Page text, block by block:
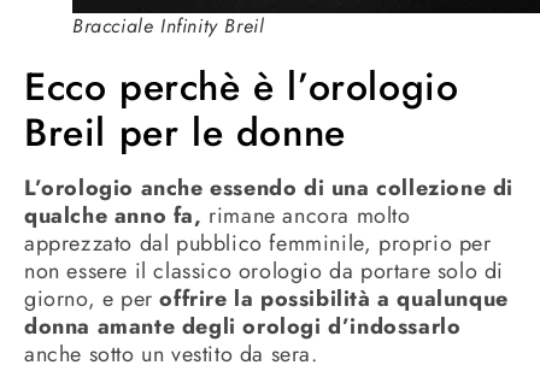
Bracciale Infinity Breil
Ecco perchè è l’orologio
Breil per le donne
L’orologio anche essendo di una collezione di
qualche anno fa, rimane ancora molto
apprezzato dal pubblico femminile, proprio per
non essere il classico orologio da portare solo di
giorno, e peroffrire la possibilità a qualunque
donna amante degli orologi d’indossarlo
anche sotto un vestito da sera.